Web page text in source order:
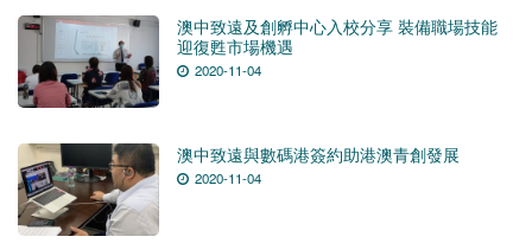
澳中致遠及創孵中心入校分享 裝備職場技能
迎復甦市場機遇
2020-11-04
澳中致遠與數碼港簽約助港澳青創發展
2020-11-04